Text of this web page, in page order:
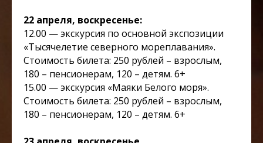
22 апреля, воскресенье:
12.00 — экскурсия по основной экспозиции
«Тысячелетие северного мореплавания».
Стоимость билета: 250 рублей – взрослым,
180 – пенсионерам, 120 – детям. 6+
15.00 — экскурсия «Маяки Белого моря».
Стоимость билета: 250 рублей – взрослым,
180 – пенсионерам, 120 – детям. 6+